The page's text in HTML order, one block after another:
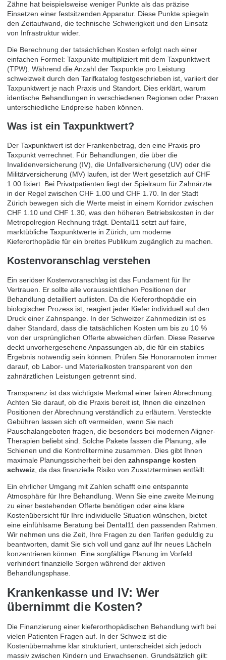
Zähne hat beispielsweise weniger Punkte als das präzise
Einsetzen einer festsitzenden Apparatur. Diese Punkte spiegeln
den Zeitaufwand, die technische Schwierigkeit und den Einsatz
von Infrastruktur wider.
Die Berechnung der tatsächlichen Kosten erfolgt nach einer
einfachen Formel: Taxpunkte multipliziert mit dem Taxpunktwert
(TPW). Während die Anzahl der Taxpunkte pro Leistung
schweizweit durch den Tarifkatalog festgeschrieben ist, variiert der
Taxpunktwert je nach Praxis und Standort. Dies erklärt, warum
identische Behandlungen in verschiedenen Regionen oder Praxen
unterschiedliche Endpreise haben können.
Was ist ein Taxpunktwert?
Der Taxpunktwert ist der Frankenbetrag, den eine Praxis pro
Taxpunkt verrechnet. Für Behandlungen, die über die
Invalidenversicherung (IV), die Unfallversicherung (UV) oder die
Militärversicherung (MV) laufen, ist der Wert gesetzlich auf CHF
1.00 fixiert. Bei Privatpatienten liegt der Spielraum für Zahnärzte
in der Regel zwischen CHF 1.00 und CHF 1.70. In der Stadt
Zürich bewegen sich die Werte meist in einem Korridor zwischen
CHF 1.10 und CHF 1.30, was den höheren Betriebskosten in der
Metropolregion Rechnung trägt. Dental11 setzt auf faire,
marktübliche Taxpunktwerte in Zürich, um moderne
Kieferorthopädie für ein breites Publikum zugänglich zu machen.
Kostenvoranschlag verstehen
Ein seriöser Kostenvoranschlag ist das Fundament für Ihr
Vertrauen. Er sollte alle voraussichtlichen Positionen der
Behandlung detailliert auflisten. Da die Kieferorthopädie ein
biologischer Prozess ist, reagiert jeder Kiefer individuell auf den
Druck einer Zahnspange. In der Schweizer Zahnmedizin ist es
daher Standard, dass die tatsächlichen Kosten um bis zu 10 %
von der ursprünglichen Offerte abweichen dürfen. Diese Reserve
deckt unvorhergesehene Anpassungen ab, die für ein stabiles
Ergebnis notwendig sein können. Prüfen Sie Honorarnoten immer
darauf, ob Labor- und Materialkosten transparent von den
zahnärztlichen Leistungen getrennt sind.
Transparenz ist das wichtigste Merkmal einer fairen Abrechnung.
Achten Sie darauf, ob die Praxis bereit ist, Ihnen die einzelnen
Positionen der Abrechnung verständlich zu erläutern. Versteckte
Gebühren lassen sich oft vermeiden, wenn Sie nach
Pauschalangeboten fragen, die besonders bei modernen Aligner-
Therapien beliebt sind. Solche Pakete fassen die Planung, alle
Schienen und die Kontrolltermine zusammen. Dies gibt Ihnen
maximale Planungssicherheit bei den zahnspange kosten
schweiz , da das finanzielle Risiko von Zusatzterminen entfällt.
Ein ehrlicher Umgang mit Zahlen schafft eine entspannte
Atmosphäre für Ihre Behandlung. Wenn Sie eine zweite Meinung
zu einer bestehenden Offerte benötigen oder eine klare
Kostenübersicht für Ihre individuelle Situation wünschen, bietet
eine einfühlsame Beratung bei Dental11 den passenden Rahmen.
Wir nehmen uns die Zeit, Ihre Fragen zu den Tarifen geduldig zu
beantworten, damit Sie sich voll und ganz auf Ihr neues Lächeln
konzentrieren können. Eine sorgfältige Planung im Vorfeld
verhindert finanzielle Sorgen während der aktiven
Behandlungsphase.
Krankenkasse und IV: Wer
übernimmt die Kosten?
Die Finanzierung einer kieferorthopädischen Behandlung wirft bei
vielen Patienten Fragen auf. In der Schweiz ist die
Kostenübernahme klar strukturiert, unterscheidet sich jedoch
massiv zwischen Kindern und Erwachsenen. Grundsätzlich gilt: